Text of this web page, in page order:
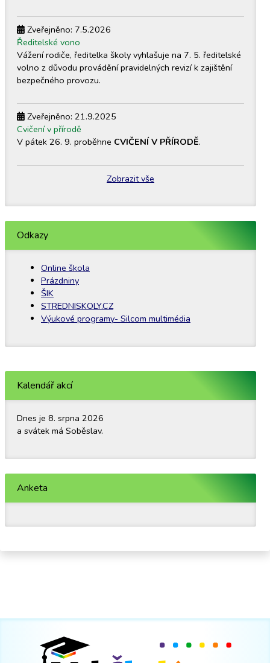
Zveřejněno: 7.5.2026
Ředitelské vono
Vážení rodiče, ředitelka školy vyhlašuje na 7. 5. ředitelské
volno z důvodu provádění pravidelných revizí k zajištění
bezpečného provozu.
Zveřejněno: 21.9.2025
Cvičení v přírodě
V pátek 26. 9. proběhne CVIČENÍ V PŘÍRODĚ.
Zobrazit vše
Odkazy
Online škola
Prázdniny
ŠIK
STREDNISKOLY.CZ
Výukové programy- Silcom multimédia
Kalendář akcí
Dnes je 8. srpna 2026
a svátek má Soběslav.
Anketa